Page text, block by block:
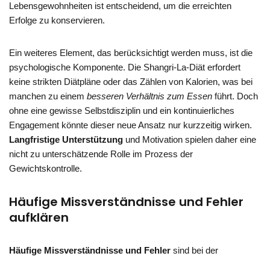
Lebensgewohnheiten ist entscheidend, um die erreichten
Erfolge zu konservieren.
Ein weiteres Element, das berücksichtigt werden muss, ist die
psychologische Komponente. Die Shangri-La-Diät erfordert
keine strikten Diätpläne oder das Zählen von Kalorien, was bei
manchen zu einem besseren Verhältnis zum Essen führt. Doch
ohne eine gewisse Selbstdisziplin und ein kontinuierliches
Engagement könnte dieser neue Ansatz nur kurzzeitig wirken.
Langfristige Unterstützung und Motivation spielen daher eine
nicht zu unterschätzende Rolle im Prozess der
Gewichtskontrolle.
Häufige Missverständnisse und Fehler
aufklären
Häufige Missverständnisse und Fehler sind bei der